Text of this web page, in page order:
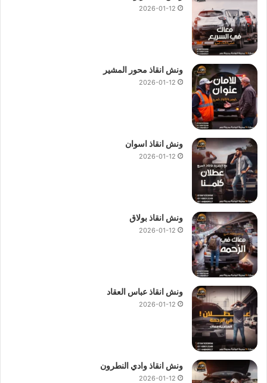
2026-01-12
ونش انقاذ محور المشير
2026-01-12
ونش انقاذ اسوان
2026-01-12
ونش انقاذ بولاق
2026-01-12
ونش انقاذ عباس العقاد
2026-01-12
ونش انقاذ وادي النطرون
2026-01-12